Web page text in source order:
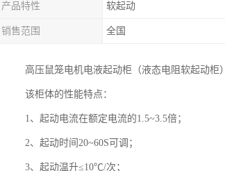
产品特性 软起动
销售范围 全国
高压鼠笼电机电液起动柜（液态电阻软起动柜）
该柜体的性能特点：
1、起动电流在额定电流的1.5~3.5倍；
2、起动时间20~60S可调；
3、起动温升≤10℃/次；